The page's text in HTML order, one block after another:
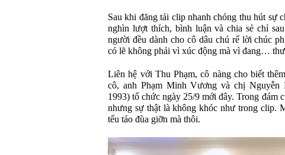
Sau khi đăng tải clip nhanh chóng thu hút sự
nghìn lượt thích, bình luận và chia sẻ chỉ
người đều dành cho cô dâu chú rể lời chúc
có lẽ không phải vì xúc động mà vì đang…
Liên hệ với Thu Phạm, cô nàng cho biết
cô, anh Phạm Minh Vương và chị Nguyễn
1993) tổ chức ngày 25/9 mới đây. Trong đám
nhưng sự thật là không khóc như trong clip.
tếu táo đùa giỡn mà thôi.